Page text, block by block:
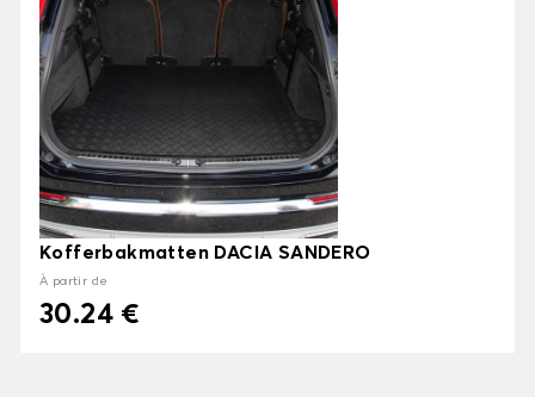
Kofferbakmatten DACIA SANDERO
À partir de
30.24 €